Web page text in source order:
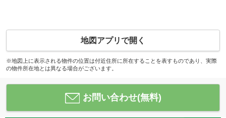
地図アプリで開く
※地図上に表示される物件の位置は付近住所に所在することを表すものであり、実際
の物件所在地とは異なる場合がございます。
お問い合わせ(無料)